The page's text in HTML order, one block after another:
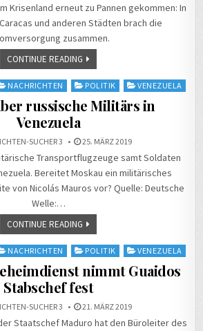
Krisenland erneut zu Pannen gekommen: In
und anderen Städten brach die
zusammen.
CONTINUE READING
NACHRICHTEN POLITIK VENEZUELA
russische Militärs in
Venezuela
SUCHER 3 25. MÄRZ 2019
Transportflugzeuge samt Soldaten
Bereitet Moskau ein militärisches
von Nicolás Mauros vor? Quelle: Deutsche
Welle:…
CONTINUE READING
NACHRICHTEN POLITIK VENEZUELA
nimmt Guaidos
Stabschef fest
SUCHER 3 21. MÄRZ 2019
Staatschef Maduro hat den Büroleiter des